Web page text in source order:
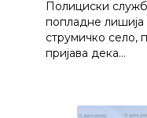
Полициски
попладне
струмичко село,
пријава дека…